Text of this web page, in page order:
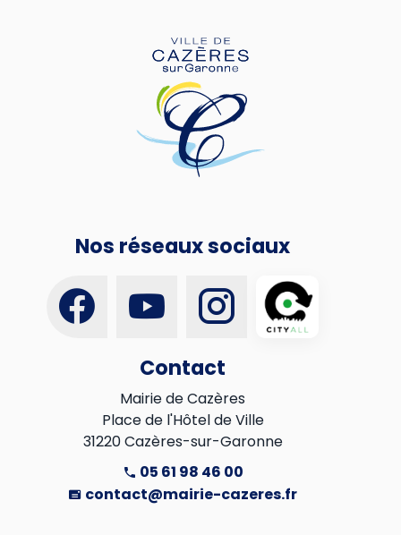
Nos réseaux sociaux
Contact
Mairie de Cazères
Place de l'Hôtel de Ville
31220 Cazères-sur-Garonne
05 61 98 46 00
contact@mairie-cazeres.fr